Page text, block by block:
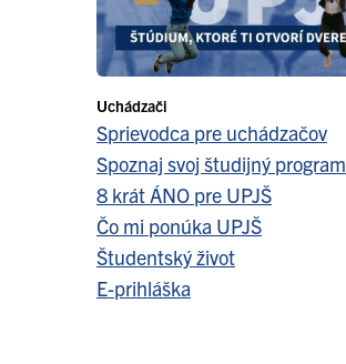
Uchádzači
Sprievodca pre uchádzačov
Spoznaj svoj študijný program
8 krát ÁNO pre UPJŠ
Čo mi ponúka UPJŠ
Študentský život
E-prihláška